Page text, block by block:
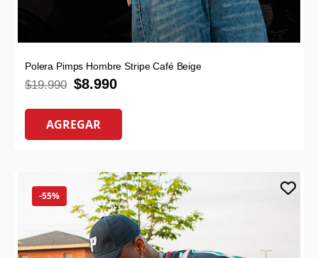
Polera Pimps Hombre Stripe Café Beige
$19.990 $8.990
AGREGAR
-55%